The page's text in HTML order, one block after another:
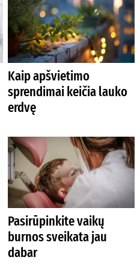
Kaip apšvietimo
sprendimai keičia lauko
erdvę
Pasirūpinkite vaikų
burnos sveikata jau
dabar